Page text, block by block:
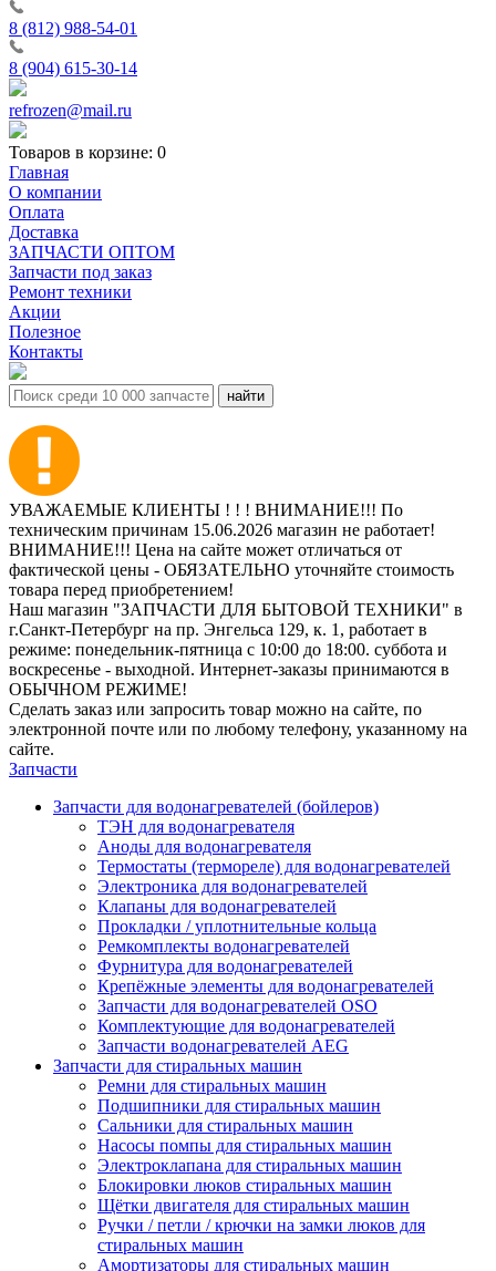
8 (812) 988-54-01
8 (904) 615-30-14
refrozen@mail.ru
Товаров в корзине: 0
Главная
О компании
Оплата
Доставка
ЗАПЧАСТИ ОПТОМ
Запчасти под заказ
Ремонт техники
Акции
Полезное
Контакты
УВАЖАЕМЫЕ КЛИЕНТЫ ! ! ! ВНИМАНИЕ!!! По
техническим причинам 15.06.2026 магазин не работает!
ВНИМАНИЕ!!! Цена на сайте может отличаться от
фактической цены - ОБЯЗАТЕЛЬНО уточняйте стоимость
товара перед приобретением!
Наш магазин "ЗАПЧАСТИ ДЛЯ БЫТОВОЙ ТЕХНИКИ" в
г.Санкт-Петербург на пр. Энгельса 129, к. 1, работает в
режиме: понедельник-пятница с 10:00 до 18:00. суббота и
воскресенье - выходной. Интернет-заказы принимаются в
ОБЫЧНОМ РЕЖИМЕ!
Сделать заказ или запросить товар можно на сайте, по
электронной почте или по любому телефону, указанному на
сайте.
Запчасти
Запчасти для водонагревателей (бойлеров)
ТЭН для водонагревателя
Аноды для водонагревателя
Термостаты (термореле) для водонагревателей
Электроника для водонагревателей
Клапаны для водонагревателей
Прокладки / уплотнительные кольца
Ремкомплекты водонагревателей
Фурнитура для водонагревателей
Крепёжные элементы для водонагревателей
Запчасти для водонагревателей OSO
Комплектующие для водонагревателей
Запчасти водонагревателей AEG
Запчасти для стиральных машин
Ремни для стиральных машин
Подшипники для стиральных машин
Сальники для стиральных машин
Насосы помпы для стиральных машин
Электроклапана для стиральных машин
Блокировки люков стиральных машин
Щётки двигателя для стиральных машин
Ручки / петли / крючки на замки люков для
стиральных машин
Амортизаторы для стиральных машин